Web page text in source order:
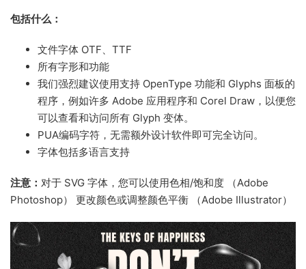
包括什么：
文件字体 OTF、TTF
所有字形和功能
我们强烈建议使用支持 OpenType 功能和 Glyphs 面板的
程序，例如许多 Adobe 应用程序和 Corel Draw，以便您
可以查看和访问所有 Glyph 变体。
PUA编码字符，无需额外设计软件即可完全访问。
字体包括多语言支持
注意： 对于 SVG 字体，您可以使用色相/饱和度 （Adobe
Photoshop） 更改颜色或调整颜色平衡 （Adobe Illustrator）